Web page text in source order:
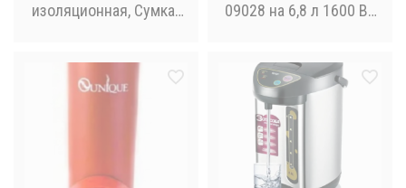
изоляционная, Сумка-
XL-1042
09028 на 6,8 л 1600 Вт
электрический термос
SK-09028